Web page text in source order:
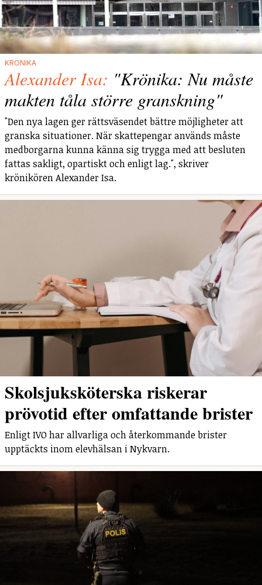
KRÖNIKA
Alexander Isa: "Krönika: Nu måste
makten tåla större granskning"
"Den nya lagen ger rättsväsendet bättre möjligheter att
granska situationer. När skattepengar används måste
medborgarna kunna känna sig trygga med att besluten
fattas sakligt, opartiskt och enligt lag.", skriver
krönikören Alexander Isa.
Skolsjuksköterska riskerar
prövotid efter omfattande brister
Enligt IVO har allvarliga och återkommande brister
upptäckts inom elevhälsan i Nykvarn.